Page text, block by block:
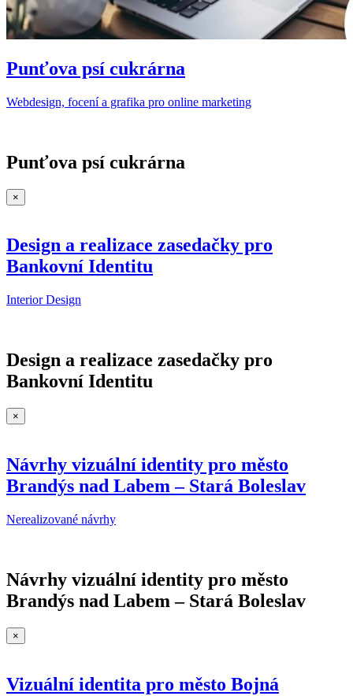
Punťova psí cukrárna
Webdesign, focení a grafika pro online marketing
Punťova psí cukrárna
×
Design a realizace zasedačky pro
Bankovní Identitu
Interior Design
Design a realizace zasedačky pro
Bankovní Identitu
×
Návrhy vizuální identity pro město
Brandýs nad Labem – Stará Boleslav
Nerealizované návrhy
Návrhy vizuální identity pro město
Brandýs nad Labem – Stará Boleslav
×
Vizuální identita pro město Bojná